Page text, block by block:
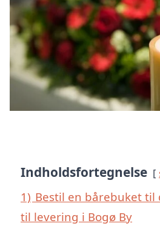
Indholdsfortegnelse
1) Bestil en bårebuket til
til levering i Bogø By